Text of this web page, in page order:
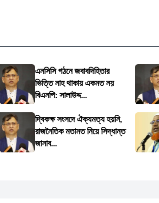
এনসিসি গঠনে জবাবদিহিতার
ভিত্তি নাহ থাকায় একমত নয়
বিএনপি: সালাউদ্দ...
দ্বিকক্ষ সংসদে ঐক্যমত্য হয়নি,
রাজনৈতিক মতামত নিয়ে সিদ্ধান্ত
জানাব...